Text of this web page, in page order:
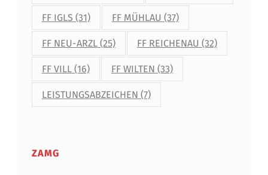
FF IGLS (31) FF MÜHLAU (37)
FF NEU-ARZL(25) FF REICHENAU (32)
FF VILL(16) FF WILTEN (33)
LEISTUNGSABZEICHEN (7)
ZAMG